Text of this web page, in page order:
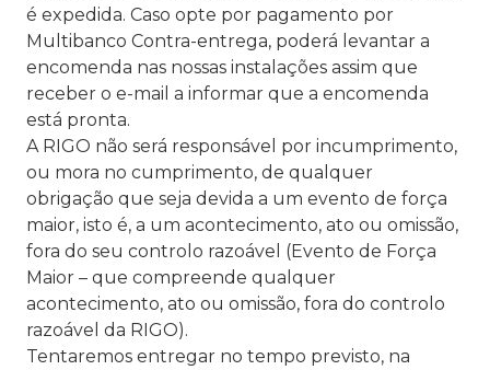
é expedida. Caso opte por pagamento por
Multibanco Contra-entrega, poderá levantar a
encomenda nas nossas instalações assim que
receber o e-mail a informar que a encomenda
está pronta.
A RIGO não será responsável por incumprimento,
ou mora no cumprimento, de qualquer
obrigação que seja devida a um evento de força
maior, isto é, a um acontecimento, ato ou omissão,
fora do seu controlo razoável (Evento de Força
Maior – que compreende qualquer
acontecimento, ato ou omissão, fora do controlo
razoável da RIGO).
Tentaremos entregar no tempo previsto, na